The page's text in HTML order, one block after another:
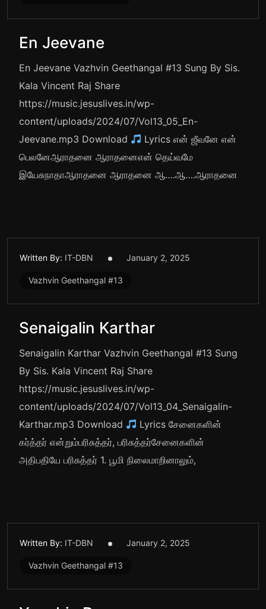
En Jeevane
En Jeevane Vazhvin Geethangal #13 Sung By Sis.
Kala Vincent Raj Share
https://music.jesuslives.in/wp-
content/uploads/2024/07/Vol13_05_En-
Jeevane.mp3 Download
Lyrics என் ஜீவனே என்
பெலனேஆராதனை ஆராதனைஎன் தெய்வமே
இயேசுநாதாஆராதனை ஆராதனை ஆ….ஆ….ஆராதனை
Written By: IT-DBN January 2, 2025
Vazhvin Geethangal #13
Senaigalin Karthar
Senaigalin Karthar Vazhvin Geethangal #13 Sung
By Sis. Kala Vincent Raj Share
https://music.jesuslives.in/wp-
content/uploads/2024/07/Vol13_04_Senaigalin-
Karthar.mp3 Download
Lyrics சேனைகளின்
கர்த்தர் என்றும்பரிசுத்தர், பரிசுத்தர்சேனைகளின்
அதிபதியே பரிசுத்தர் 1. பூமி நிலைமாறினாலும்,
Written By: IT-DBN January 2, 2025
Vazhvin Geethangal #13